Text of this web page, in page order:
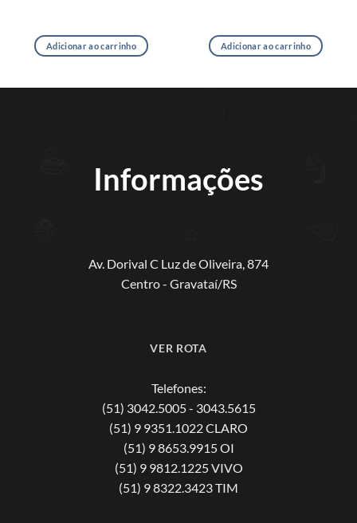
Adicionar ao carrinho Adicionar ao carrinho
Informações
Av. Dorival C Luz de Oliveira, 874
Centro - Gravataí/RS
VER ROTA
Telefones:
(51) 3042.5005 - 3043.5615
(51) 9 9351.1022 CLARO
(51) 9 8653.9915 OI
(51) 9 9812.1225 VIVO
(51) 9 8322.3423 TIM